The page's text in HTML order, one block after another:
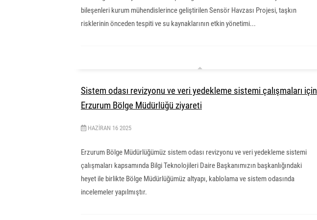
bileşenleri kurum mühendislerince geliştirilen Sensör Havzası Projesi, taşkın
risklerinin önceden tespiti ve su kaynaklarının etkin yönetimi...
Sistem odası revizyonu ve veri yedekleme sistemi çalışmaları için
Erzurum Bölge Müdürlüğü ziyareti
HAZIRAN 16 2025
Erzurum Bölge Müdürlüğümüz sistem odası revizyonu ve veri yedekleme sistemi
çalışmaları kapsamında Bilgi Teknolojileri Daire Başkanımızın başkanlığındaki
heyet ile birlikte Bölge Müdürlüğümüz altyapı, kablolama ve sistem odasında
incelemeler yapılmıştır.